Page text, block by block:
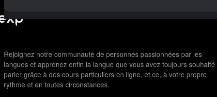
Rejoignez notre communauté de personnes passionnées par les
langues et apprenez enfin la langue que vous avez toujours souhaité
parler grâce à des cours particuliers en ligne, et ce, à votre propre
rythme et en toutes circonstances.